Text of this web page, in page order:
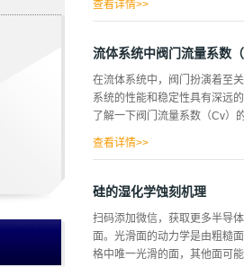
却时间至关重要。 为了合理设
华林科纳PFA注塑制品二、冷
均匀，可能会导致产品出现收
理设计模具的冷却水路，确保
布的均匀性，也是提高冷却均
查看详情>>
流体系统中阀门流量系数
在流体系统中，阀门扮演着至
系统的性能和稳定性具有深远
了解一下阀门流量系数（Cv）
响。图1 华林科纳气动隔膜阀
确控制，从而确保系统的稳定
定，进而影响整个系统的性能
门选择 不同的流体具有不同的
查看详情>>
硅的湿化学蚀刻机理
扫码添加微信，获取更多半导
面。光滑面的动力学是由粗糙
格中唯一光滑的面，其他面可